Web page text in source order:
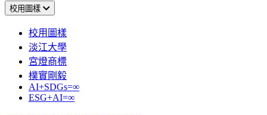
校用圖樣
校用圖樣
淡江大學
宮燈商標
樸實剛毅
AI+SDGs=∞
ESG+AI=∞